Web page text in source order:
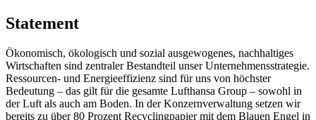
Statement
Ökonomisch, ökologisch und sozial ausgewogenes, nachhaltiges
Wirtschaften sind zentraler Bestandteil unser Unternehmensstrategie.
Ressourcen- und Energieeffizienz sind für uns von höchster
Bedeutung – das gilt für die gesamte Lufthansa Group – sowohl in
der Luft als auch am Boden. In der Konzernverwaltung setzen wir
bereits zu über 80 Prozent Recyclingpapier mit dem Blauen Engel in